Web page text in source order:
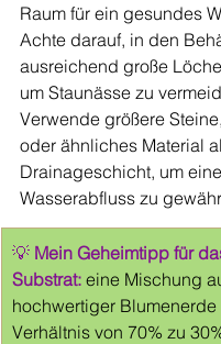
Raum für ein gesundes
Achte darauf, in den
ausreichend große
um Staunässe zu
Verwende größere Steine,
oder ähnliches Material
Drainageschicht, um
Wasserabfluss zu
💡 Mein Geheimtipp für
Substrat: eine Mischung
hochwertiger
Verhältnis von 70% zu